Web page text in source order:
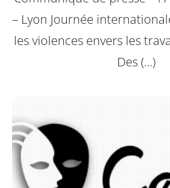
– Lyon Journée
les violences envers les
Des (…)